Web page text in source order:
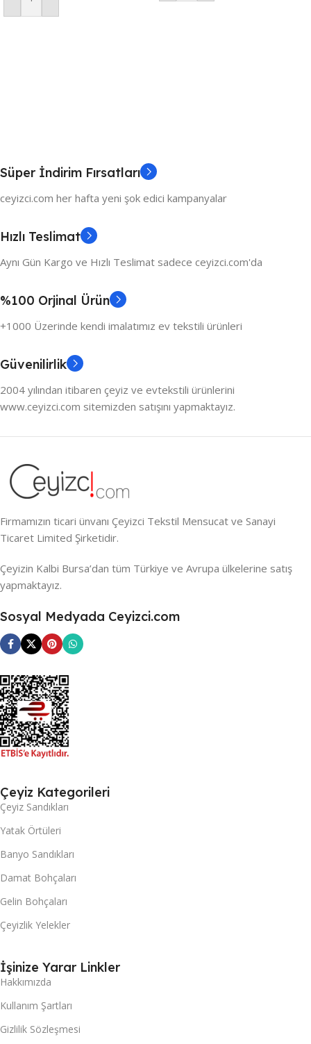
Sepete Ekle
Süper İndirim Fırsatları
ceyizci.com her hafta yeni şok edici kampanyalar
Hızlı Teslimat
Aynı Gün Kargo ve Hızlı Teslimat sadece ceyizci.com'da
%100 Orjinal Ürün
+1000 Üzerinde kendi imalatımız ev tekstili ürünleri
Güvenilirlik
2004 yılından itibaren çeyiz ve evtekstili ürünlerini
www.ceyizci.com sitemizden satışını yapmaktayız.
Firmamızın ticari ünvanı Çeyizci Tekstil Mensucat ve Sanayi
Ticaret Limited Şirketidir.
Çeyizin Kalbi Bursa’dan tüm Türkiye ve Avrupa ülkelerine satış
yapmaktayız.
Sosyal Medyada Ceyizci.com
Çeyiz Kategorileri
Çeyiz Sandıkları
Yatak Örtüleri
Banyo Sandıkları
Damat Bohçaları
Gelin Bohçaları
Çeyizlik Yelekler
İşinize Yarar Linkler
Hakkımızda
Kullanım Şartları
Gizlilik Sözleşmesi